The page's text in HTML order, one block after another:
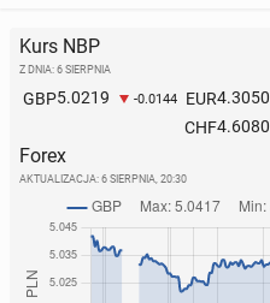
Kurs NBP
Z DNIA: 6 SIERPNIA
GBP5.0219 -0.0144 EUR4.3050
CHF4.6080
Forex
AKTUALIZACJA: 6 SIERPNIA, 20:30